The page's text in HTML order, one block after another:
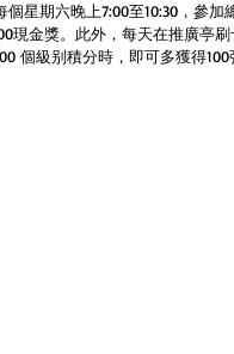
個星期六晚上7:00至10:30，參
現金獎。此外，每天在推廣亭
個級别積分時，即可多獲得100